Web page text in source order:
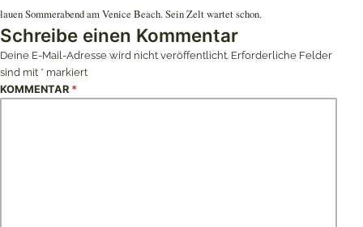
lauen Sommerabend am Venice Beach. Sein Zelt wartet schon.
Schreibe einen Kommentar
Deine E-Mail-Adresse wird nicht veröffentlicht. Erforderliche Felder
sind mit * markiert
KOMMENTAR *